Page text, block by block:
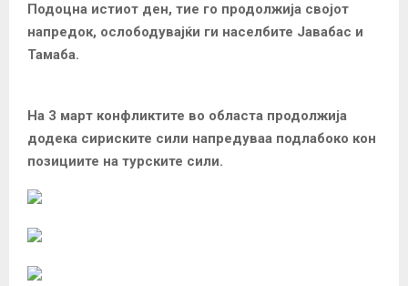
Подоцна истиот ден, тие го продолжија својот
напредок, ослободувајќи ги населбите Јавабас и
Тамаба.
На 3 март конфликтите во областа продолжија
додека сириските сили напредуваа подлабоко кон
позициите на турските сили.